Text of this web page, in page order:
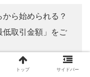
ら始められる？
低取引金額」をご
いくらからエント
トップ サイドバー